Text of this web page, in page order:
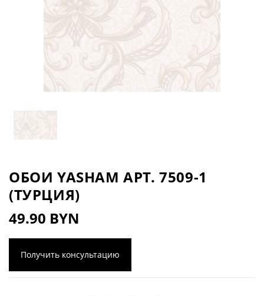
ОБОИ YASHAM АРТ. 7509-1
(ТУРЦИЯ)
49.90 BYN
Получить консультацию